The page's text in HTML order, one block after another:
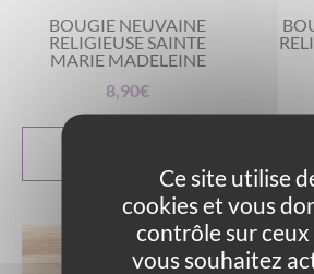
BOUGIE NEUVAINE
RELIGIEUSE SAINTE
MARIE MADELEINE
8,90€
Ce site utilise
cookies et vous
contrôle sur ceux
vous souhaitez